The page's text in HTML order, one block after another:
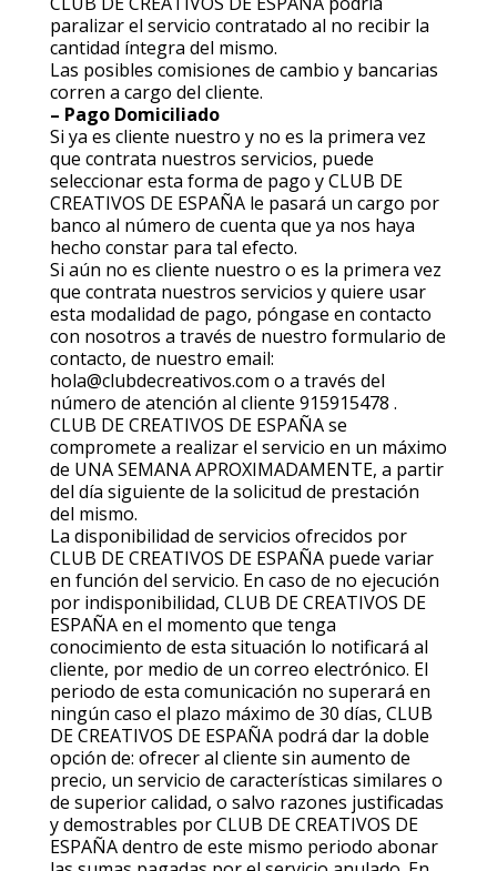
paralizar el servicio contratado al no recibir la
cantidad íntegra del mismo.
Las posibles comisiones de cambio y bancarias
corren a cargo del cliente.
– Pago Domiciliado
Si ya es cliente nuestro y no es la primera vez
que contrata nuestros servicios, puede
seleccionar esta forma de pago y CLUB DE
CREATIVOS DE ESPAÑA le pasará un cargo por
banco al número de cuenta que ya nos haya
hecho constar para tal efecto.
Si aún no es cliente nuestro o es la primera vez
que contrata nuestros servicios y quiere usar
esta modalidad de pago, póngase en contacto
con nosotros a través de nuestro formulario de
contacto, de nuestro email:
hola@clubdecreativos.com o a través del
número de atención al cliente 915915478 .
CLUB DE CREATIVOS DE ESPAÑA se
compromete a realizar el servicio en un máximo
de UNA SEMANA APROXIMADAMENTE, a partir
del día siguiente de la solicitud de prestación
del mismo.
La disponibilidad de servicios ofrecidos por
CLUB DE CREATIVOS DE ESPAÑA puede variar
en función del servicio. En caso de no ejecución
por indisponibilidad, CLUB DE CREATIVOS DE
ESPAÑA en el momento que tenga
conocimiento de esta situación lo notificará al
cliente, por medio de un correo electrónico. El
periodo de esta comunicación no superará en
ningún caso el plazo máximo de 30 días, CLUB
DE CREATIVOS DE ESPAÑA podrá dar la doble
opción de: ofrecer al cliente sin aumento de
precio, un servicio de características similares o
de superior calidad, o salvo razones justificadas
y demostrables por CLUB DE CREATIVOS DE
ESPAÑA dentro de este mismo periodo abonar